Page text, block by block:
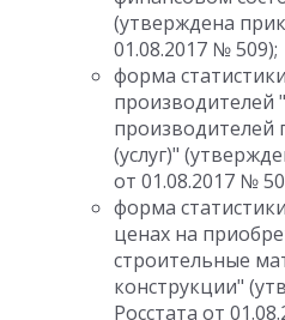
(утверждена
01.08.2017 № 509);
форма
производителей
(услуг)"
от 01.08.2017 №
форма
ценах на
строительные
конструкции"
Росстата от